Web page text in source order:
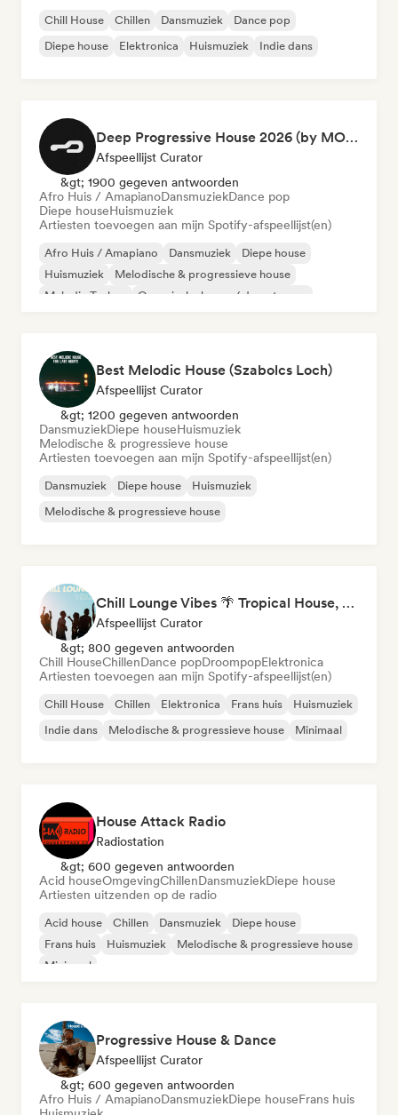
Chill House Chillen Dansmuziek
Dance pop
Diepe house
Elektronica Huismuziek Indie dans
Deep Progressive House 2026 (by MODERNDEEP)
Afspeellijst Curator
&gt; 1900 gegeven antwoorden
Afro Huis / AmapianoDansmuziekDance pop
Diepe houseHuismuziek
Artiesten toevoegen aan mijn Spotify-afspeellijst(en)
Afro Huis / Amapiano Dansmuziek
Diepe house
Huismuziek
Melodische & progressieve house
Melodic Techno
Organische house / downtempo
Best Melodic House (Szabolcs Loch)
Afspeellijst Curator
&gt; 1200 gegeven antwoorden
DansmuziekDiepe houseHuismuziek
Melodische & progressieve house
Artiesten toevoegen aan mijn Spotify-afspeellijst(en)
Dansmuziek Diepe house
Huismuziek
Melodische & progressieve house
Chill Lounge Vibes 🌴 Tropical House, Deep House & Downtempo
Afspeellijst Curator
&gt; 800 gegeven antwoorden
Chill HouseChillenDance popDroompopElektronica
Artiesten toevoegen aan mijn Spotify-afspeellijst(en)
Chill House Chillen Elektronica Frans huis
Huismuziek
Indie dans
Melodische & progressieve house Minimaal
House Attack Radio
Radiostation
&gt; 600 gegeven antwoorden
Acid houseOmgevingChillenDansmuziekDiepe house
Artiesten uitzenden op de radio
Acid house Chillen Dansmuziek
Diepe house
Frans huis
Huismuziek
Melodische & progressieve house
Minimaal
Progressive House & Dance
Afspeellijst Curator
&gt; 600 gegeven antwoorden
Afro Huis / AmapianoDansmuziekDiepe houseFrans huis